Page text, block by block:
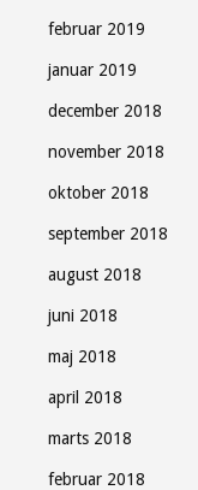
februar 2019
januar 2019
december 2018
november 2018
oktober 2018
september 2018
august 2018
juni 2018
maj 2018
april 2018
marts 2018
februar 2018